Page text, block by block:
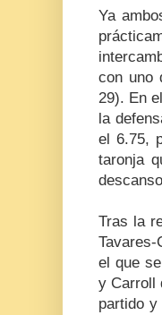
Ya
con uno
29). En
la
el 6.75,
taronja
Tras la
Tavares-
el que
y Carroll
partido